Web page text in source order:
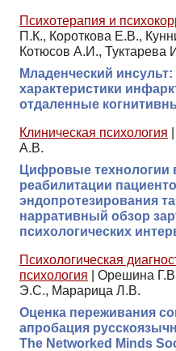
Психотерапия и
П.К., Короткова Е.В.,
Котюсов А.И., Туктарева
Младенческий инсульт:
характеристики
отдаленные
Клиническая психология
А.В.
Цифровые технологии
реабилитации
эндопротезирования
нарративный обзор
психологических
Психологическая
психология
Орешина
Э.С., Марарица Л.В.
Оценка переживания
апробация
The Networked Minds